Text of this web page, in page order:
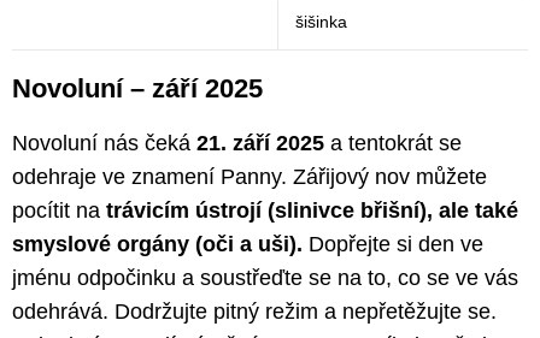
šišinka
Novoluní – září 2025
Novoluní nás čeká 21. září 2025 a tentokrát se
odehraje ve znamení Panny. Zářijový nov můžete
pocítit na trávicím ústrojí (slinivce břišní), ale také
smyslové orgány (oči a uši). Dopřejte si den ve
jménu odpočinku a soustřeďte se na to, co se ve vás
odehrává. Dodržujte pitný režim a nepřetěžujte se.